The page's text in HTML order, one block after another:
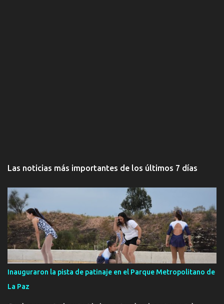
Las noticias más importantes de los últimos 7 días
Inauguraron la pista de patinaje en el Parque Metropolitano de
La Paz